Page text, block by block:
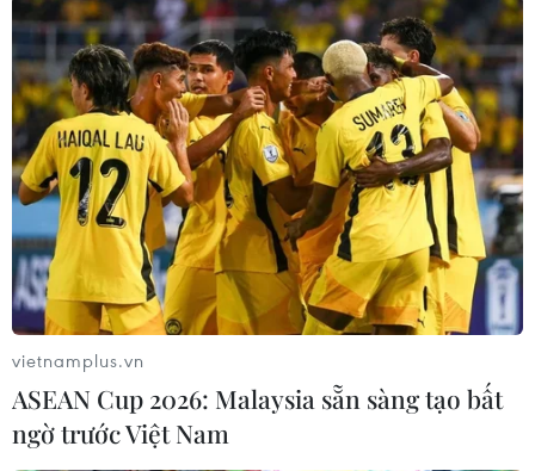
vietnamplus.vn
ASEAN Cup 2026: Malaysia sẵn sàng tạo bất
ngờ trước Việt Nam